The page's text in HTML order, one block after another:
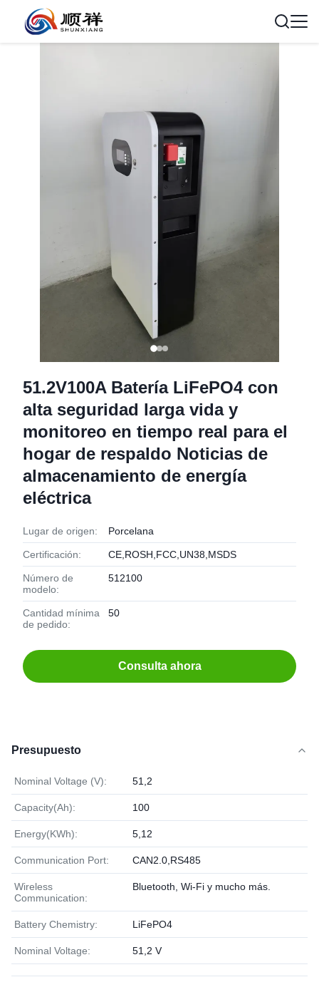
51.2V100A Batería LiFePO4 con
alta seguridad larga vida y
monitoreo en tiempo real para el
hogar de respaldo Noticias de
almacenamiento de energía
eléctrica
Lugar de origen: Porcelana
Certificación: CE,ROSH,FCC,UN38,MSDS
Número de
modelo:
512100
Cantidad mínima
de pedido:
50
Consulta ahora
Presupuesto
Nominal Voltage (V): 51,2
Capacity(Ah): 100
Energy(KWh): 5,12
Communication Port: CAN2.0,RS485
Wireless
Communication:
Bluetooth, Wi-Fi y mucho más.
Battery Chemistry: LiFePO4
Nominal Voltage: 51,2 V